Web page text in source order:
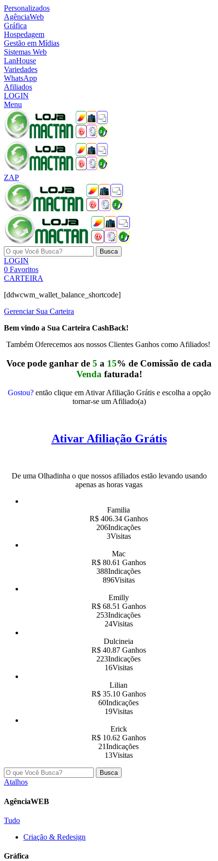
Personalizados
AgênciaWeb
Gráfica
Hospedagem
Gestão em Mídias
Sistemas Web
LanHouse
Variedades
WhatsApp
Afiliados
LOGIN
Menu
ZAP
Busca
LOGIN
0 Favoritos
CARTEIRA
[ddwcwm_wallet_balance_shortcode]
Gerenciar Sua Carteira
Bem vindo a Sua Carteira CashBack!
Também Oferecemos aos nossos Clientes Ganhos como Afiliados!
Voce pode ganhar de 5 a 15% de Comissão de cada
Venda faturada!
Gostou?então clique em Ativar Afiliação Grátis e escolha a opção
tornar-se um Afiliado(a)
Ativar Afiliação Grátis
De uma Olhadinha o que nossos afiliados estão levando usando
apenas as horas vagas
Familia
R$ 406.34 Ganhos
206Indicações
3Visitas
Mac
R$ 80.61 Ganhos
388Indicações
896Visitas
Emilly
R$ 68.51 Ganhos
253Indicações
24Visitas
Dulcineia
R$ 40.87 Ganhos
223Indicações
16Visitas
Lilian
R$ 35.10 Ganhos
60Indicações
19Visitas
Erick
R$ 10.62 Ganhos
21Indicações
13Visitas
Busca
Atalhos
AgênciaWEB
Tudo
Criação & Redesign
Gráfica